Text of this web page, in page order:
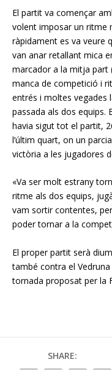
El partit va començar
volent imposar un ritme
ràpidament es va veure
van anar retallant mica
marcador a la mitja part
manca de competició i
entrés i moltes vegades
passada als dos equips.
havia sigut tot el partit,
l’últim quart, on un
victòria a les jugadores
«Va ser molt estrany
ritme als dos equips,
vam sortir contentes,
poder tornar a la
El proper partit serà
també contra el
tornada proposat per la
SHARE: